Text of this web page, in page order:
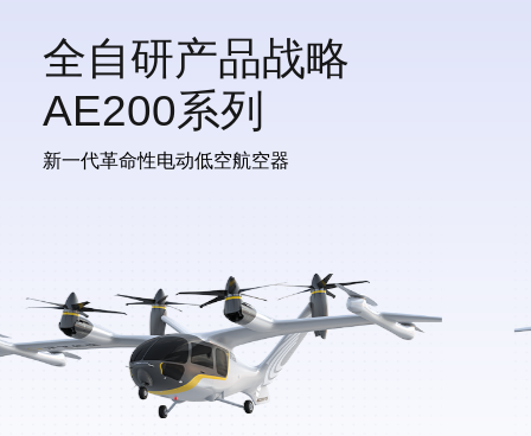
全自研产品战略
AE200系列
新一代革命性电动低空航空器